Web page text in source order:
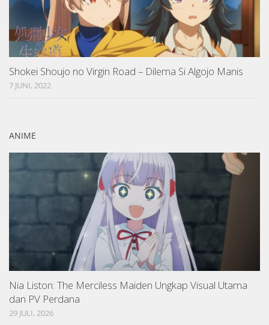
Shokei Shoujo no Virgin Road – Dilema Si Algojo Manis
7 JUNI, 2022
ANIME
Nia Liston: The Merciless Maiden Ungkap Visual Utama
dan PV Perdana
29 JULI, 2026